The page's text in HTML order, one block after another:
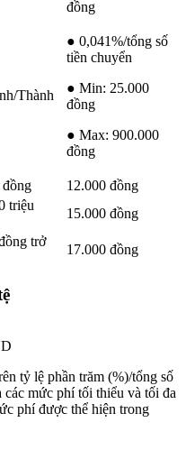
đồng
Thành
● 0,041%/tổng số
tiền chuyển
● Min: 25.000
đồng
● Max: 900.000
đồng
12.000 đồng
triệu
15.000 đồng
trở
17.000 đồng
tỷ lệ phần trăm (%)/tổng số
các mức phí tối thiểu và tối đa
phí được thể hiện trong